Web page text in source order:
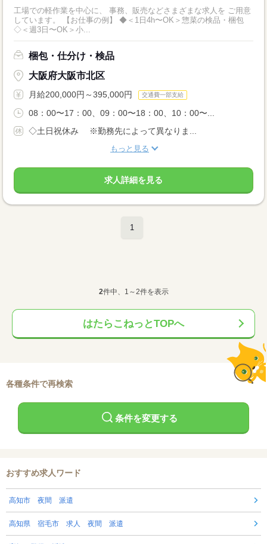
工場での軽作業を中心に、 事務、販売などさまざまな求人を ご用意
しています。 【お仕事の例】 ◆＜1日4h〜OK＞惣菜の検品・梱包
◇＜週3日〜OK＞小...
梱包・仕分け・検品
大阪府大阪市北区
月給200,000円～395,000円 交通費一部支給
08：00〜17：00、09：00〜18：00、10：00〜...
◇土日祝休み ※勤務先によって異なりま...
もっと見る
求人詳細を見る
1
2件中、1～2件を表示
はたらこねっとTOPへ
各種条件で再検索
条件を変更する
おすすめ求人ワード
高知市 夜間 派遣
高知県 宿毛市 求人 夜間 派遣